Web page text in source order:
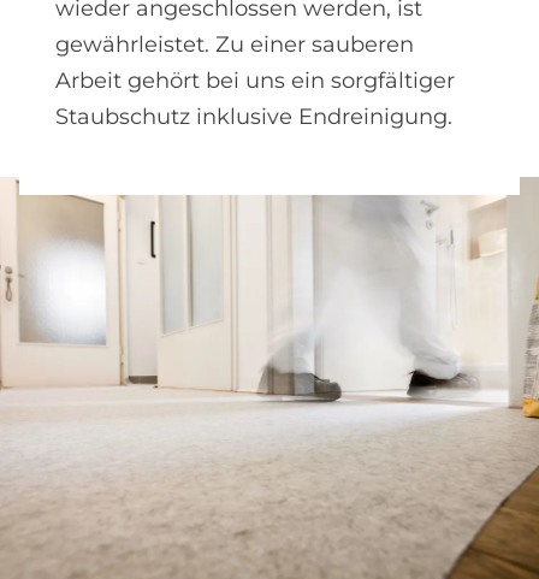
wieder angeschlossen werden, ist
gewährleistet. Zu einer sauberen
Arbeit gehört bei uns ein sorgfältiger
Staubschutz inklusive Endreinigung.